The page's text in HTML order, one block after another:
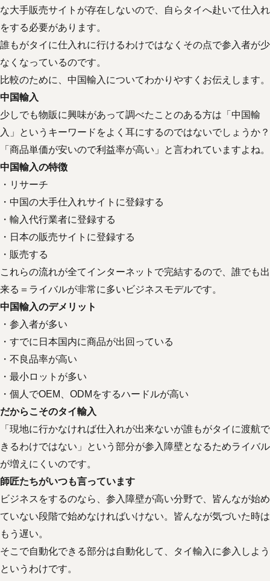
な大手販売サイトが存在しないので、自らタイへ赴いて仕入れ
をする必要があります。
誰もがタイに仕入れに行けるわけではなくその点で参入者が少
なくなっているのです。
比較のために、中国輸入についてわかりやすくお伝えします。
中国輸入
少しでも物販に興味があって調べたことのある方は「中国輸
入」というキーワードをよく耳にするのではないでしょうか？
「商品単価が安いので利益率が高い」と言われていますよね。
中国輸入の特徴
・リサーチ
・中国の大手仕入れサイトに登録する
・輸入代行業者に登録する
・日本の販売サイトに登録する
・販売する
これらの流れが全てインターネットで完結するので、誰でも出
来る＝ライバルが非常に多いビジネスモデルです。
中国輸入のデメリット
・参入者が多い
・すでに日本国内に商品が出回っている
・不良品率が高い
・最小ロットが多い
・個人でOEM、ODMをするハードルが高い
だからこそのタイ輸入
「現地に行かなければ仕入れが出来ないが誰もがタイに渡航で
きるわけではない」という部分が参入障壁となるためライバル
が増えにくいのです。
師匠たちがいつも言っています
ビジネスをするのなら、参入障壁が高い分野で、皆んなが始め
ていない段階で始めなければいけない。皆んなが気づいた時は
もう遅い。
そこで自動化できる部分は自動化して、タイ輸入に参入しよう
というわけです。